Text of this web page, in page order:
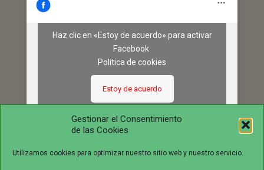
Gestionar el Consentimiento
de las Cookies
Utilizamos cookies para optimizar nuestro sitio web y nuestro servicio.
Haz clic en «Estoy de acuerdo» para activar
Facebook
Política de cookies
Estoy de acuerdo